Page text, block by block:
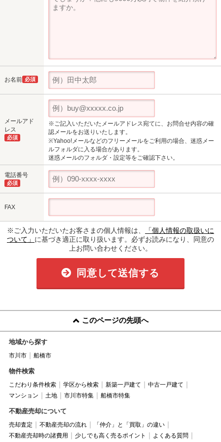
お名前 必須
メールアド
レス
必須
※ご記入いただいたメールアドレス宛てに、お問合せ内容の確
認メールをお送りいたします。
※Yahoo!メールなどのフリーメールをご利用の場合、迷惑メー
ルフォルダに入る場合があります。
迷惑メールのフォルダ・設定等をご確認下さい。
電話番号
必須
FAX
※ご入力いただいたお客さまの個人情報は、
「個人情報の取扱いに
ついて」 に基づき適正に取り扱います。必ずお読みになり、同意の
上お問い合わせください。
同意して送信する
このページの先頭へ
地域から探す
市川市 船橋市
物件検索
こだわり条件検索 学区から検索 新築一戸建て
中古一戸建て
マンション
土地 市川市特集 船橋市特集
不動産売却について
売却査定 不動産売却の流れ
「仲介」と「買取」の違い
不動産売却時の諸費用
少しでも高く売るポイント
よくある質問